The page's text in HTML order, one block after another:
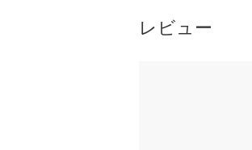
レビュー